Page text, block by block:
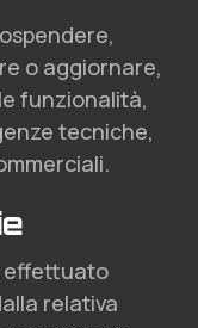
o aggiornare,
funzionalità,
tecniche,
effettuato
relativa